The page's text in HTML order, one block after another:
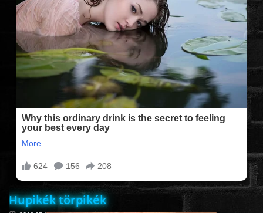
FILMEK (2025-ÖS)
FILMEK (2024-ES)
FILMEK (2023-AS)
FILMEK (2022-ES)
FELIRATOS FILMEK
AKCIÓ
Hupikék törpikék